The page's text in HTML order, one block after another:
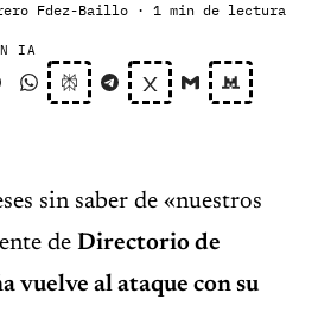
Fdez-Baillo · 1 min de lectura
IA
sin saber de «nuestros
de Directorio de
vuelve al ataque con su